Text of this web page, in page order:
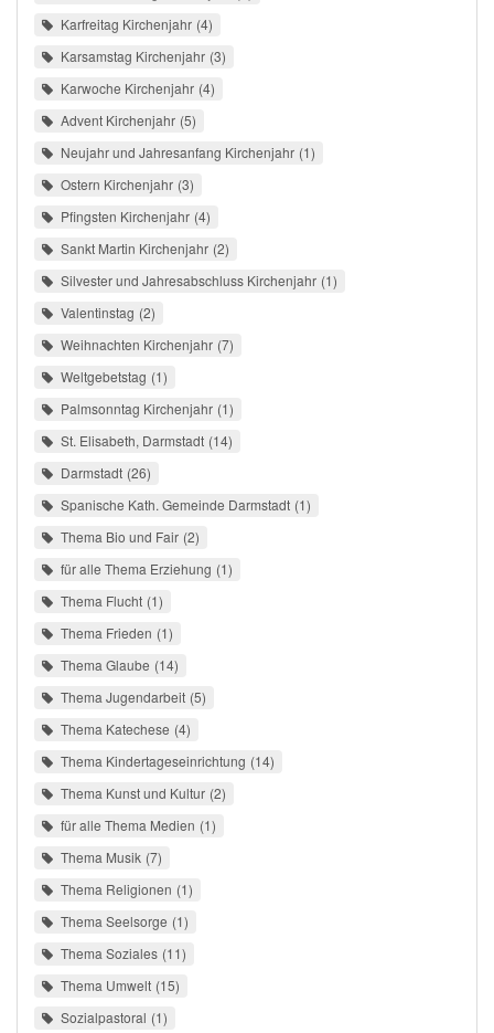
Karfreitag Kirchenjahr 4
Karsamstag Kirchenjahr 3
Karwoche Kirchenjahr 4
Advent Kirchenjahr 5
Neujahr und Jahresanfang Kirchenjahr 1
Ostern Kirchenjahr 3
Pfingsten Kirchenjahr 4
Sankt Martin Kirchenjahr 2
Silvester und Jahresabschluss Kirchenjahr 1
Valentinstag 2
Weihnachten Kirchenjahr 7
Weltgebetstag 1
Palmsonntag Kirchenjahr 1
St. Elisabeth, Darmstadt 14
Darmstadt 26
Spanische Kath. Gemeinde Darmstadt 1
Thema Bio und Fair 2
für alle Thema Erziehung 1
Thema Flucht 1
Thema Frieden 1
Thema Glaube 14
Thema Jugendarbeit 5
Thema Katechese 4
Thema Kindertageseinrichtung 14
Thema Kunst und Kultur 2
für alle Thema Medien 1
Thema Musik 7
Thema Religionen 1
Thema Seelsorge 1
Thema Soziales 11
Thema Umwelt 15
Sozialpastoral 1